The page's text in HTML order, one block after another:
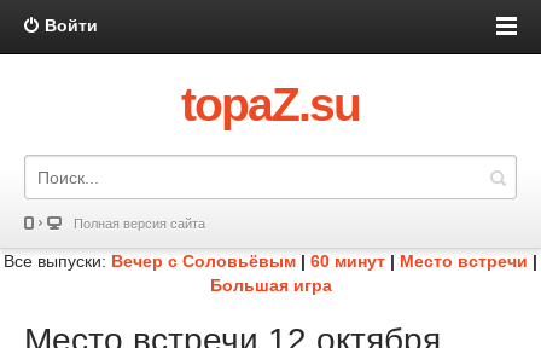
Войти
topaZ.su
Полная версия сайта
Все выпуски: Вечер с Соловьёвым | 60 минут | Место встречи |
Большая игра
Место встречи 12 октября